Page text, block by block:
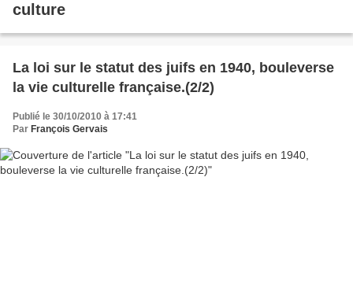
culture
La loi sur le statut des juifs en 1940, bouleverse
la vie culturelle française.(2/2)
Publié le 30/10/2010 à 17:41
Par François Gervais